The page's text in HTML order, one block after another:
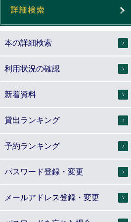
本の詳細検索
利用状況の確認
新着資料
貸出ランキング
予約ランキング
パスワード登録・変更
メールアドレス登録・変更